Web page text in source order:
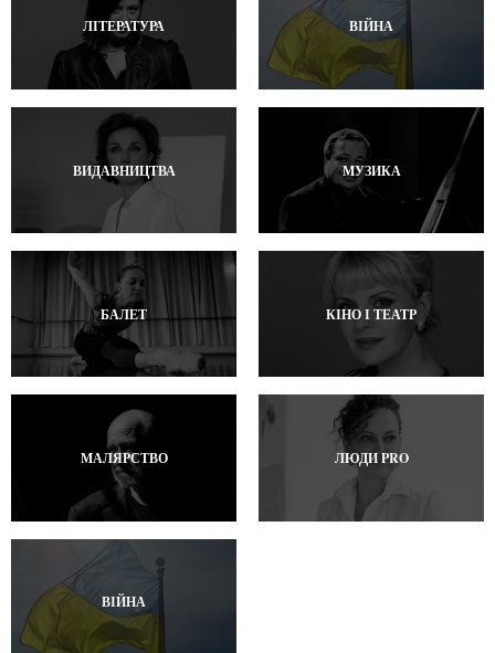
ЛІТЕРАТУРА ВІЙНА
ВИДАВНИЦТВА МУЗИКА
БАЛЕТ КІНО І ТЕАТР
МАЛЯРСТВО ЛЮДИ PRO
ВІЙНА